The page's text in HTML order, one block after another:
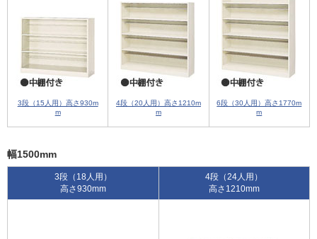
3段（15人用）高さ930m
m
4段（20人用）高さ1210m
m
6段（30人用）高さ1770m
m
幅1500mm
3段（18人用）
高さ930mm
4段（24人用）
高さ1210mm